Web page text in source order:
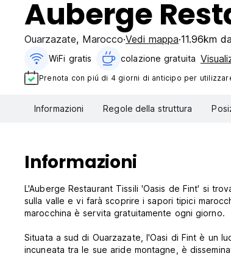
Auberge
Ouarzazate, Marocco Vedi mappa 11.96km
WiFi gratis colazione gratuita‎
Prenota con piú di 4 giorni di anticipo per
Informazioni Regole della struttura
Informazioni
L'Auberge Restaurant Tissili 'Oasis de Fint' si
sulla valle e vi farà scoprire i sapori tipici
marocchina è servita gratuitamente ogni giorno.
Situata a sud di Ouarzazate, l'Oasi di Fint è un
incuneata tra le sue aride montagne, è